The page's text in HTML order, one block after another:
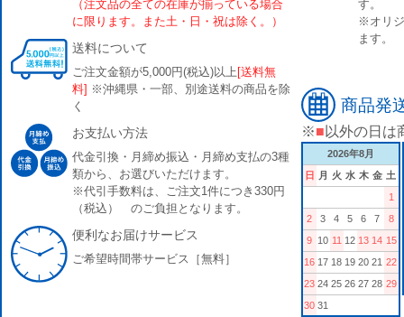
（注文品の全ての在庫が揃っている場合
に限ります。また土・日・祝は除く。）
送料について
ご注文金額が5,000円(税込)以上 [送料無
料] ※沖縄県・一部、別途送料の商品を除
く
お支払い方法
代金引換・月締め振込・月締め支払の3種
類から、お選びいただけます。
※代引手数料は、ご注文1件につき330円
（税込） のご負担となります。
便利なお届けサービス
ご希望時間帯サービス［無料］
す。
※オリ
ます。
商品発
※■ 以外の日は
2026年8月
日
月 火 水 木 金 土
1
2
3 4 5 6 7
8
9 10 11 12 13 14 15
16 17 18 19 20 21 22
23 24 25 26 27 28 29
30 31